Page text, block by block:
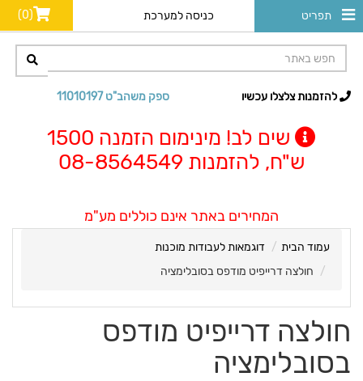
תפריט כניסה למערכת (0)
ספק משהב"ט 11010197 להזמנות צלצלו עכשיו
שים לב! מינימום הזמנה 1500
ש"ח, להזמנות 08-8564549
המחירים באתר אינם כוללים מע"מ
עמוד הבית
דוגמאות לעבודות מוכנות
חולצה דרייפיט מודפס בסובלימציה
חולצה דרייפיט מודפס
בסובלימציה